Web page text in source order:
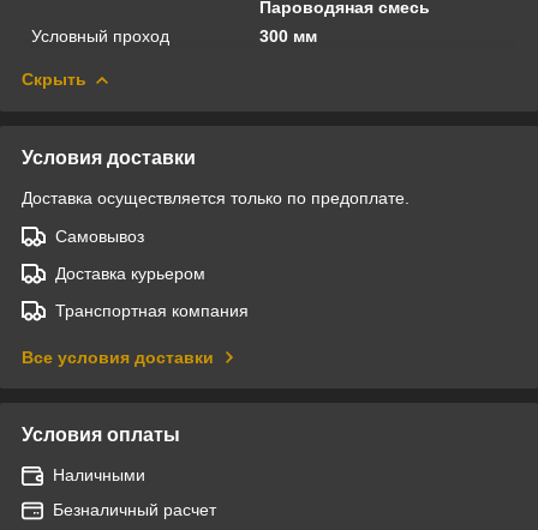
Пароводяная смесь
Условный проход
300 мм
Скрыть
Условия доставки
Доставка осуществляется только по предоплате.
Самовывоз
Доставка курьером
Транспортная компания
Все условия доставки
Условия оплаты
Наличными
Безналичный расчет